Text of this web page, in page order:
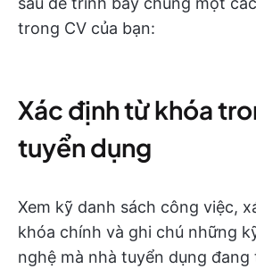
trong CV của bạn:
Xác định từ khóa
tuyển dụng
Xem kỹ danh sách công việc,
khóa chính và ghi chú những
nghệ mà nhà tuyển dụng đang